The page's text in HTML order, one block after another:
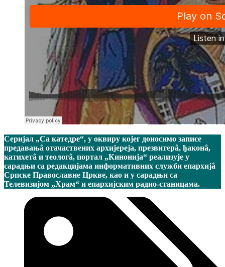
Серијал „Са катедре“, у оквиру којег доносимо записе
предавањâ отачаствених архијереја, презвитерâ, ђаконâ,
катихетâ и теологâ, портал „Кинонија“ реализује у
сарадњи са редакцијама информативних служби епархијâ
Српске Православне Цркве, као и у сарадњи са
Телевизијом „Храм“ и епархијским радио-станицама.